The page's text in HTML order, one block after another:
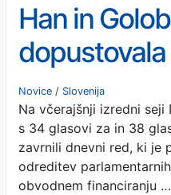
Han in
preiskovalkah
Novice / Slovenija
Na včerajšnji izredni seji
s 34 glasovi za in 38
zavrnili dnevni red, ki je
odreditev
obvodnem financiranju …